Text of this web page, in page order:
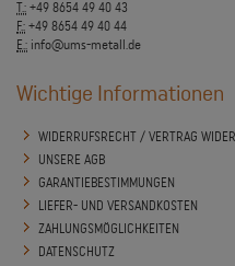
T.: +49 8654 49 40 43
F.: +49 8654 49 40 44
E.: info@ums-metall.de
Wichtige Informationen
WIDERRUFSRECHT / VERTRAG
UNSERE AGB
GARANTIEBESTIMMUNGEN
LIEFER- UND VERSANDKOSTEN
ZAHLUNGSMÖGLICHKEITEN
DATENSCHUTZ